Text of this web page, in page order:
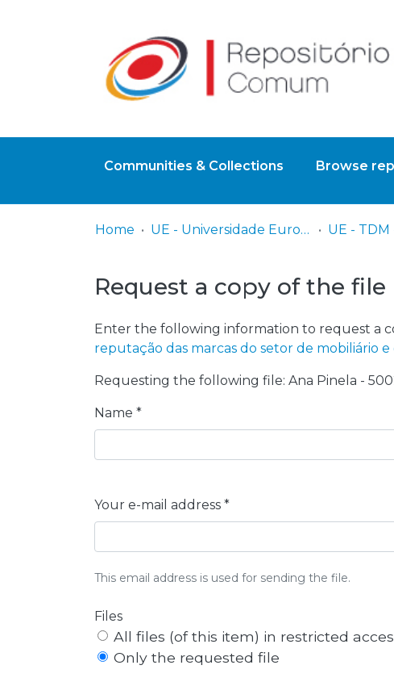
Communities & Collections Browse
Home UE - Universidade Europeia
Request a copy of the file
Enter the following information to request a
reputação das marcas do setor de mobiliário
Requesting the following file: Ana Pinela -
Name *
Your e-mail address *
This email address is used for sending the file.
Files
All files (of this item) in restricted
Only the requested file